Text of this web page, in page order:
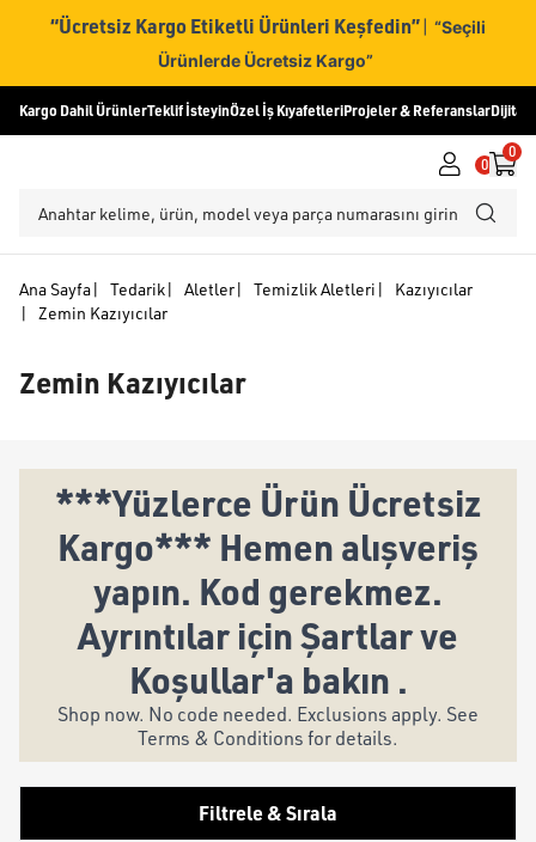
“Ücretsiz Kargo Etiketli Ürünleri Keşfedin” | “Seçili
Ürünlerde Ücretsiz Kargo”
Kargo Dahil ÜrünlerTeklif İsteyinÖzel İş KıyafetleriProjeler & ReferanslarDijital
0
0
Ana Sayfa| Tedarik| Aletler| Temizlik Aletleri |
Kazıyıcılar
|
Zemin Kazıyıcılar
Zemin Kazıyıcılar
***Yüzlerce Ürün Ücretsiz
Kargo*** Hemen alışveriş
yapın. Kod gerekmez.
Ayrıntılar için Şartlar ve
Koşullar'a bakın .
Shop now. No code needed. Exclusions apply. See
Terms & Conditions for details.
Filtrele & Sırala